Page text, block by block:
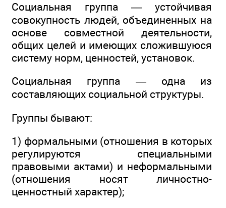
Социальная группа — устойчивая
совокупность людей, объединенных на
основе совместной деятельности,
общих целей и имеющих сложившуюся
систему норм, ценностей, установок.
Социальная группа — одна из
составляющих социальной структуры.
Группы бывают:
1) формальными (отношения в которых
регулируются специальными
правовыми актами) и неформальными
(отношения носят личностно-
ценностный характер);